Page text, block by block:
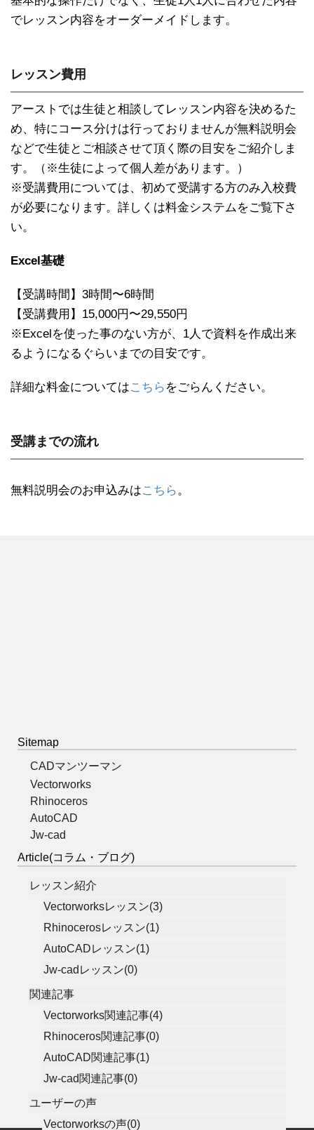
でレッスン内容をオーダーメイドします。
レッスン費用
アーストでは生徒と相談してレッスン内容を決めるた
め、特にコース分けは行っておりませんが無料説明会
などで生徒とご相談させて頂く際の目安をご紹介しま
す。（※生徒によって個人差があります。）
※受講費用については、初めて受講する方のみ入校費
が必要になります。詳しくは料金システムをご覧下さ
い。
Excel基礎
【受講時間】3時間〜6時間
【受講費用】15,000円〜29,550円
※Excelを使った事のない方が、1人で資料を作成出来
るようになるぐらいまでの目安です。
詳細な料金についてはこちら をごらんください。
受講までの流れ
無料説明会のお申込みはこちら。
Sitemap
CADマンツーマン
Vectorworks
Rhinoceros
AutoCAD
Jw-cad
Article(コラム・ブログ)
レッスン紹介
Vectorworksレッスン(3)
Rhinocerosレッスン(1)
AutoCADレッスン(1)
Jw-cadレッスン(0)
関連記事
Vectorworks関連記事(4)
Rhinoceros関連記事(0)
AutoCAD関連記事(1)
Jw-cad関連記事(0)
ユーザーの声
Vectorworksの声(0)